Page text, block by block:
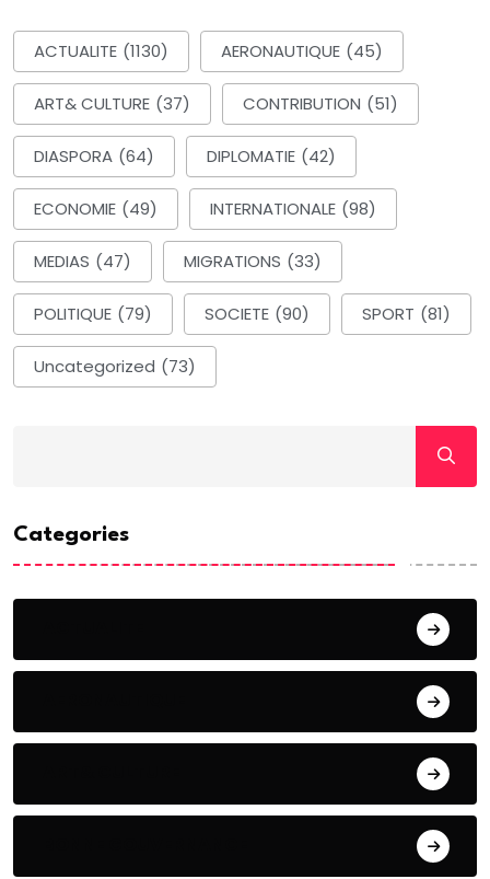
ACTUALITE (1130) AERONAUTIQUE (45)
ART& CULTURE (37) CONTRIBUTION (51)
DIASPORA (64) DIPLOMATIE (42)
ECONOMIE (49) INTERNATIONALE (98)
MEDIAS (47) MIGRATIONS (33)
POLITIQUE (79) SOCIETE (90) SPORT (81)
Uncategorized (73)
Categories